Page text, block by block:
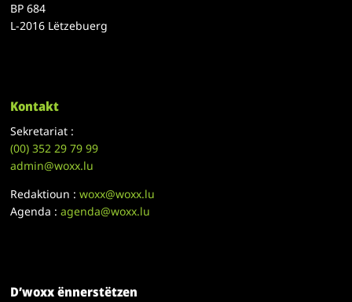
BP 684
L-2016 Lëtzebuerg
Kontakt
Sekretariat :
(00)352 29 79 99
admin@woxx.lu
Redaktioun :woxx@woxx.lu
Agenda :agenda@woxx.lu
D’woxx ënnerstëtzen